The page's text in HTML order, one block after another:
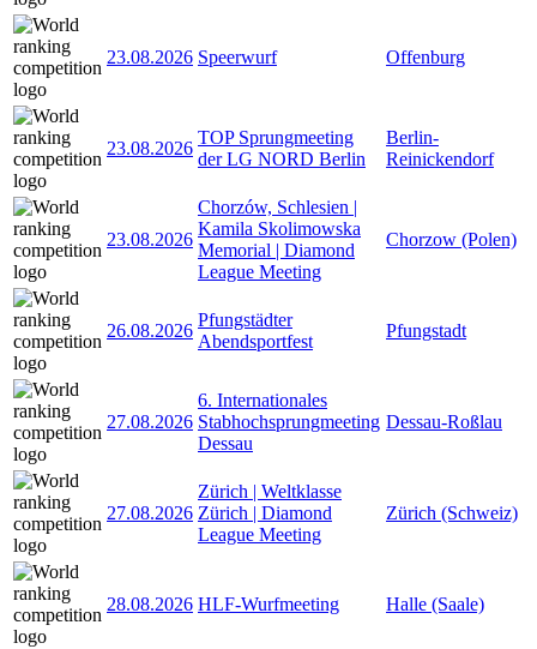
23.08.2026 Speerwurf Offenburg
23.08.2026
TOP Sprungmeeting
der LG NORD Berlin
Berlin-
Reinickendorf
23.08.2026
Chorzów, Schlesien |
Kamila Skolimowska
Memorial | Diamond
League Meeting
Chorzow (Polen)
26.08.2026
Pfungstädter
Abendsportfest
Pfungstadt
27.08.2026
6. Internationales
Stabhochsprungmeeting
Dessau
Dessau-Roßlau
27.08.2026
Zürich | Weltklasse
Zürich | Diamond
League Meeting
Zürich (Schweiz)
28.08.2026 HLF-Wurfmeeting Halle (Saale)